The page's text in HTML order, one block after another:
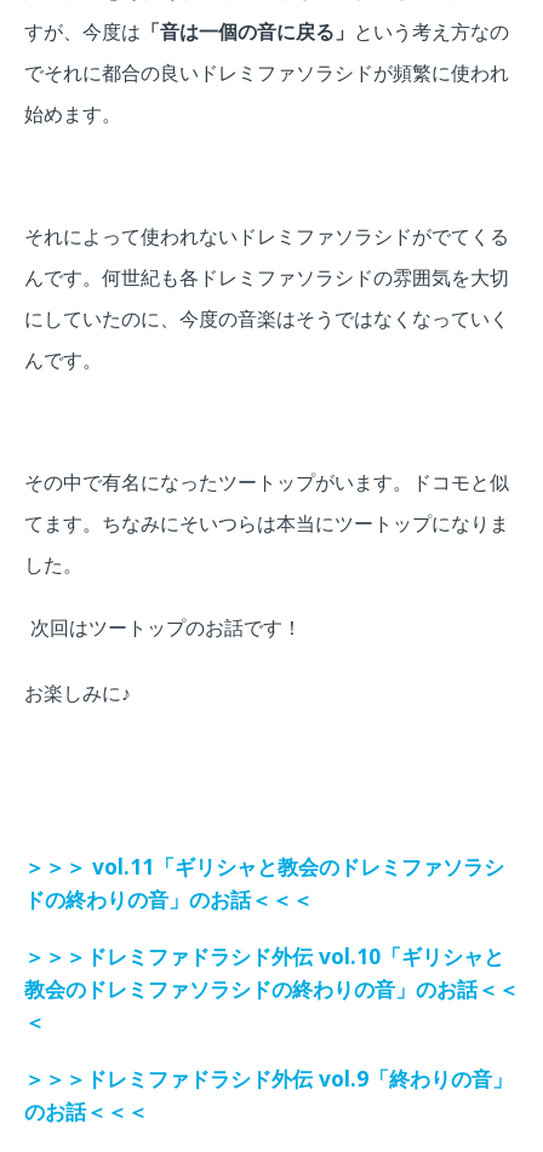
すが、今度は 「音は一個の音に戻る」 という考え方なの
でそれに都合の良いドレミファソラシドが頻繁に使われ
始めます。
それによって使われないドレミファソラシドがでてくる
んです。何世紀も各ドレミファソラシドの雰囲気を大切
にしていたのに、今度の音楽はそうではなくなっていく
んです。
その中で有名になったツートップがいます。ドコモと似
てます。ちなみにそいつらは本当にツートップになりま
した。
次回はツートップのお話です！
お楽しみに♪
＞＞＞ vol.11「ギリシャと教会のドレミファソラシ
ドの終わりの音」のお話＜＜＜
＞＞＞ ドレミファドラシド外伝vol.10「ギリシャと
教会のドレミファソラシドの終わりの音」のお話＜＜
＜
＞＞＞ ドレミファドラシド外伝vol.9「終わりの音」
のお話＜＜＜